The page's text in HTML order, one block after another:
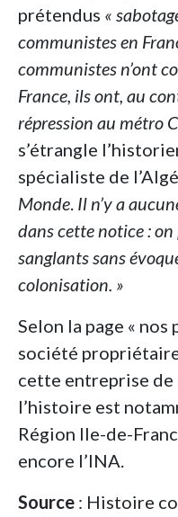
prétendus «
communistes en
communistes n’ont
France, ils ont, au
répression au métro
s’étrangle
spécialiste de
Monde. Il n’y a
dans cette notice :
sanglants sans
colonisation. »
Selon la page «
société
cette entreprise
l’histoire est
Région Ile-de-
encore l’INA.
Source : Histoire